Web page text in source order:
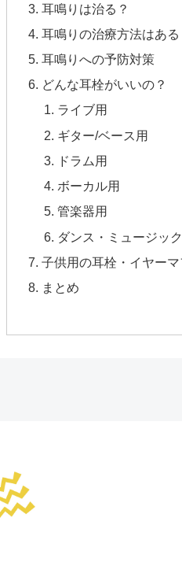
耳鳴りは治る？
耳鳴りの治療方法はある
耳鳴りへの予防対策
どんな耳栓がいいの？
ライブ用
ギター/ベース用
ドラム用
ボーカル用
管楽器用
ダンス・ミュージッ
子供用の耳栓・イヤーマ
まとめ